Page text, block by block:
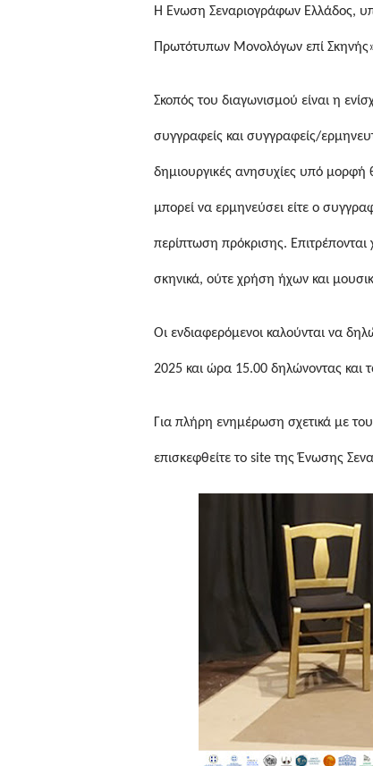
Η Ένωση Σεναριογράφων Ελλάδος,
Πρωτότυπων Μονολόγων επί
Σκοπός του διαγωνισμού είναι η
συγγραφείς και συγγραφείς/
δημιουργικές ανησυχίες υπό μορφή
μπορεί να ερμηνεύσει είτε ο
περίπτωση πρόκρισης.
σκηνικά, ούτε χρήση ήχων και
Οι ενδιαφερόμενοι καλούνται να
2025 και ώρα 15.00 δηλώνοντας και
Για πλήρη ενημέρωση σχετικά με
επισκεφθείτε το site της Ένωσης